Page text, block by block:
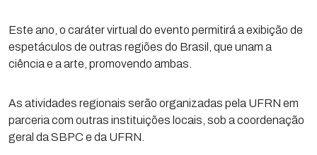
Este ano, o caráter virtual do evento permitirá a exibição de
espetáculos de outras regiões do Brasil, que unam a
ciência e a arte, promovendo ambas.
As atividades regionais serão organizadas pela UFRN em
parceria com outras instituições locais, sob a coordenação
geral da SBPC e da UFRN.